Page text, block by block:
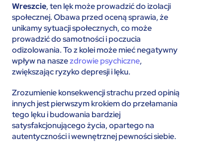
Wreszcie, ten lęk może prowadzić do izolacji
społecznej. Obawa przed oceną sprawia, że
unikamy sytuacji społecznych, co może
prowadzić do samotności i poczucia
odizolowania. To z kolei może mieć negatywny
wpływ na naszezdrowie psychiczne,
zwiększając ryzyko depresji i lęku.
Zrozumienie konsekwencji strachu przed opinią
innych jest pierwszym krokiem do przełamania
tego lęku i budowania bardziej
satysfakcjonującego życia, opartego na
autentyczności i wewnętrznej pewności siebie.